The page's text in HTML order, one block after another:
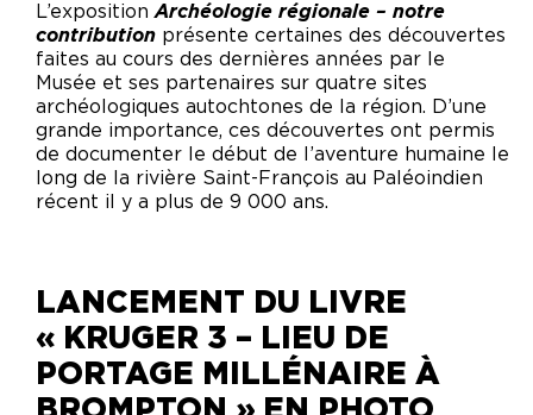
L’exposition Archéologie régionale – notre
contribution présente certaines des découvertes
faites au cours des dernières années par le
Musée et ses partenaires sur quatre sites
archéologiques autochtones de la région. D’une
grande importance, ces découvertes ont permis
de documenter le début de l’aventure humaine le
long de la rivière Saint-François au Paléoindien
récent il y a plus de 9 000 ans.
LANCEMENT DU LIVRE
« KRUGER 3 – LIEU DE
PORTAGE MILLÉNAIRE À